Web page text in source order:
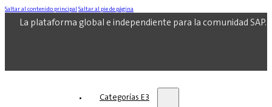
Saltar al contenido principal Saltar al pie de página
La plataforma global e independiente para la comunidad SAP.
Categorías E3